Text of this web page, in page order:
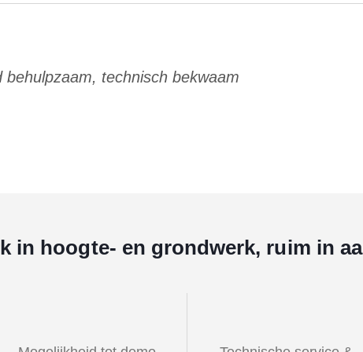
technisch bekwaam
in hoogte- en grondwerk, ruim in